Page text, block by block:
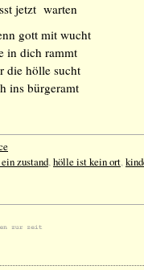
jetzt warten
gott mit wucht
in dich rammt
die hölle sucht
ins bürgeramt
zustand,hölle ist kein ort,